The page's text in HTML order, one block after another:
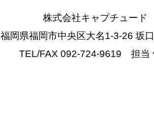
株式会社キャプチュード
福岡県福岡市中央区大名1-3-26 坂
TEL/FAX 092-724-9619 担当